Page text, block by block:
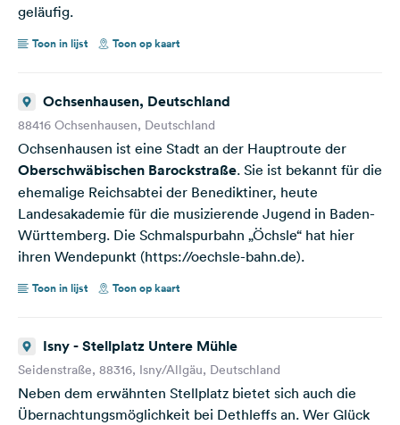
geläufig.
Toon in lijst Toon op kaart
Ochsenhausen, Deutschland
88416 Ochsenhausen, Deutschland
Ochsenhausen ist eine Stadt an der Hauptroute der
Oberschwäbischen Barockstraße. Sie ist bekannt für die
ehemalige Reichsabtei der Benediktiner, heute
Landesakademie für die musizierende Jugend in Baden-
Württemberg. Die Schmalspurbahn „Öchsle“ hat hier
ihren Wendepunkt (https://oechsle-bahn.de).
Toon in lijst Toon op kaart
Isny - Stellplatz Untere Mühle
Seidenstraße, 88316, Isny/Allgäu, Deutschland
Neben dem erwähnten Stellplatz bietet sich auch die
Übernachtungsmöglichkeit bei Dethleffs an. Wer Glück